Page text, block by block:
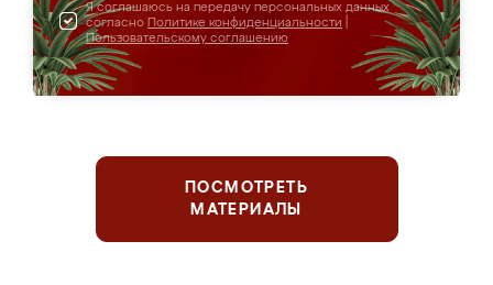
Я соглашаюсь на передачу персональных данных
согласно Политике конфиденциальности
Пользовательскому соглашению
ПОСМОТРЕТЬ
МАТЕРИАЛЫ